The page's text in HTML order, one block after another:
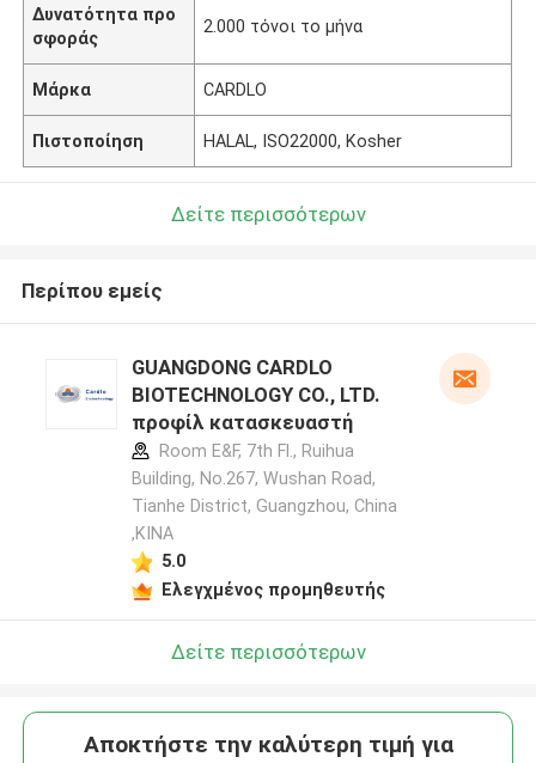
Δυνατότητα προ
σφοράς
2.000 τόνοι το μήνα
Μάρκα CARDLO
Πιστοποίηση HALAL, ISO22000, Kosher
Δείτε περισσότερων
Περίπου εμείς
GUANGDONG CARDLO
BIOTECHNOLOGY CO., LTD.
προφίλ κατασκευαστή
Room E&F, 7th Fl., Ruihua
Building, No.267, Wushan Road,
Tianhe District, Guangzhou, China
,ΚΙΝΑ
5.0
Ελεγχμένος προμηθευτής
Δείτε περισσότερων
Αποκτήστε την καλύτερη τιμή για